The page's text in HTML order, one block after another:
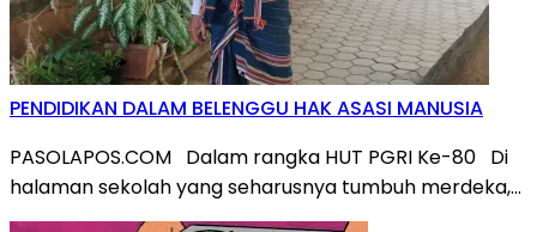
PENDIDIKAN DALAM BELENGGU HAK ASASI MANUSIA
PASOLAPOS.COM Dalam rangka HUT PGRI Ke-80 Di
halaman sekolah yang seharusnya tumbuh merdeka,…